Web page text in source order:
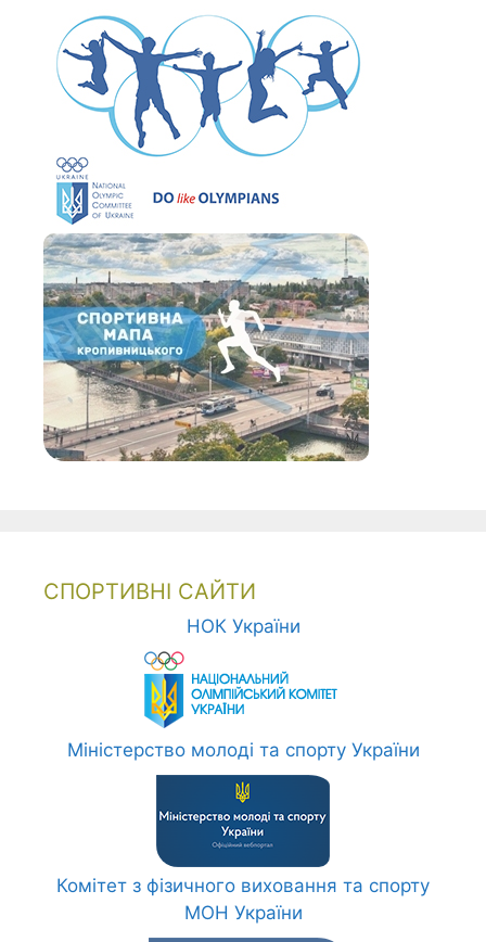
СПОРТИВНІ САЙТИ
НОК України
Міністерство молоді та спорту України
Комітет з фізичного виховання та спорту
МОН України